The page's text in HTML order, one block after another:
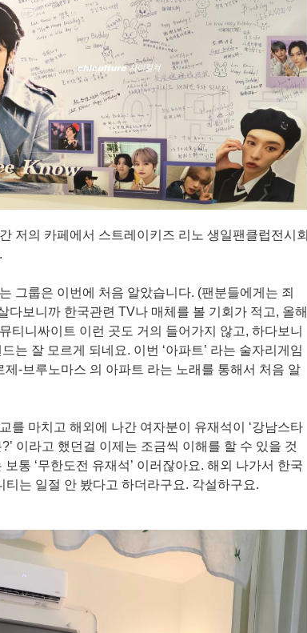
저의 카페에서 스트레이키즈 리노 생일팬클럽전시회
그룹은 이번에 처음 알았습니다. (팬분들에게는 죄
다보니까 한국관련 TV나 매체를 볼 기회가 적고, 올해
티니싸이트 이런 곳도 거의 들어가지 않고, 하다보니
는 잘 모르게 되네요. 이번 ‘아파트’ 라는 술자리게임
제-브루노마스 의 아파트 라는 노래를 통해서 처음 알
를 마치고 해외에 나간 여자분이 유재석이 ‘강남스타
이라고 했던걸 이제는 조금씩 이해를 할 수 있을 것
통 ‘무한도전 유재석’ 이러잖아요. 해외 나가서 한국
티는 일절 안 봤다고 하더라구요. 각설하구요.